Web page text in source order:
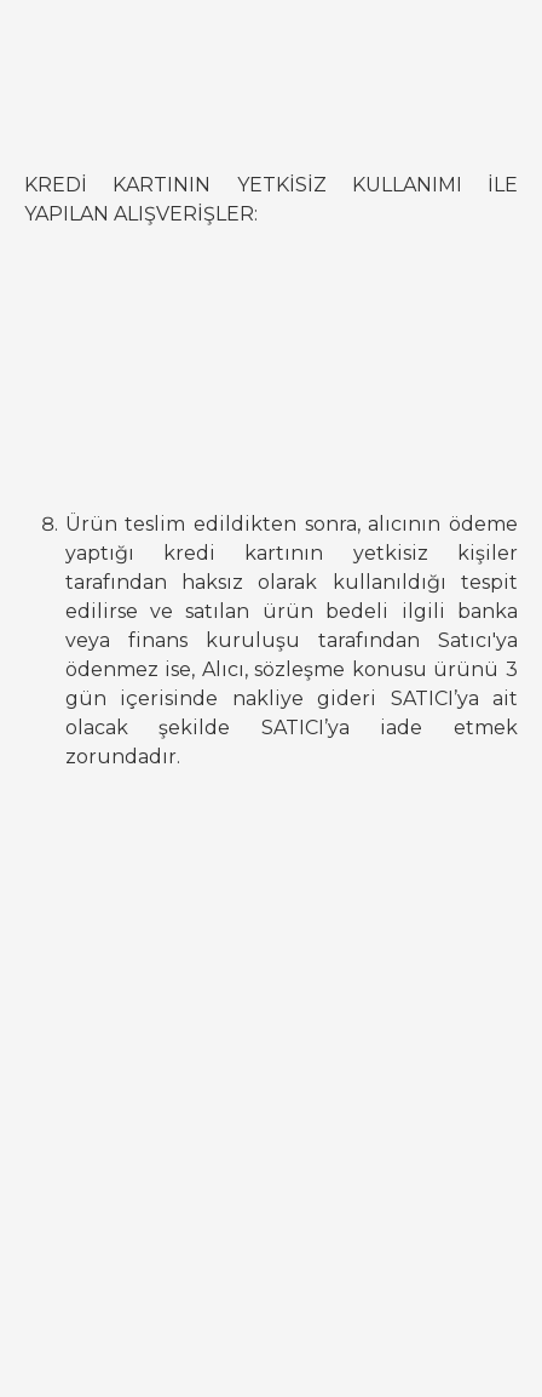
KREDİ KARTININ YETKİSİZ KULLANIMI İLE
YAPILAN ALIŞVERİŞLER:
Ürün teslim edildikten sonra, alıcının ödeme
yaptığı kredi kartının yetkisiz kişiler
tarafından haksız olarak kullanıldığı tespit
edilirse ve satılan ürün bedeli ilgili banka
veya finans kuruluşu tarafından Satıcı'ya
ödenmez ise, Alıcı, sözleşme konusu ürünü 3
gün içerisinde nakliye gideri SATICI’ya ait
olacak şekilde SATICI’ya iade etmek
zorundadır.